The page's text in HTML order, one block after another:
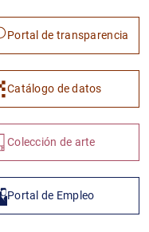
1 2
Portal de transparencia
Catálogo de datos
Colección de arte
Portal de Empleo